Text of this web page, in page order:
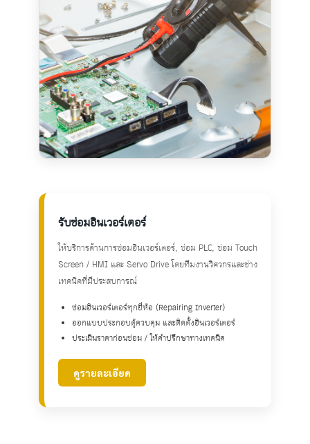
รับซ่อมอินเวอร์เตอร์
ให้บริการด้านการซ่อมอินเวอร์เตอร์, ซ่อม PLC, ซ่อม Touch
Screen / HMI และ Servo Drive โดยทีมงานวิศวกรและช่าง
เทคนิคที่มีประสบการณ์
ซ่อมอินเวอร์เตอร์ทุกยี่ห้อ (Repairing Inverter)
ออกแบบประกอบตู้ควบคุม และติดตั้งอินเวอร์เตอร์
ประเมินราคาก่อนซ่อม / ให้คำปรึกษาทางเทคนิค
ดูรายละเอียด